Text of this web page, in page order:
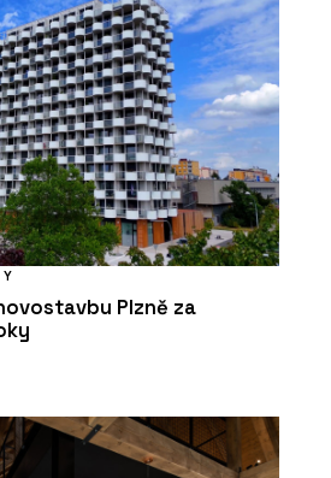
Plzně za